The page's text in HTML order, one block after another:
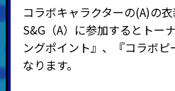
コラボキャラクターの(A)の
S&G（A）に参加するとトー
ングポイント』、『コラボピ
なります。